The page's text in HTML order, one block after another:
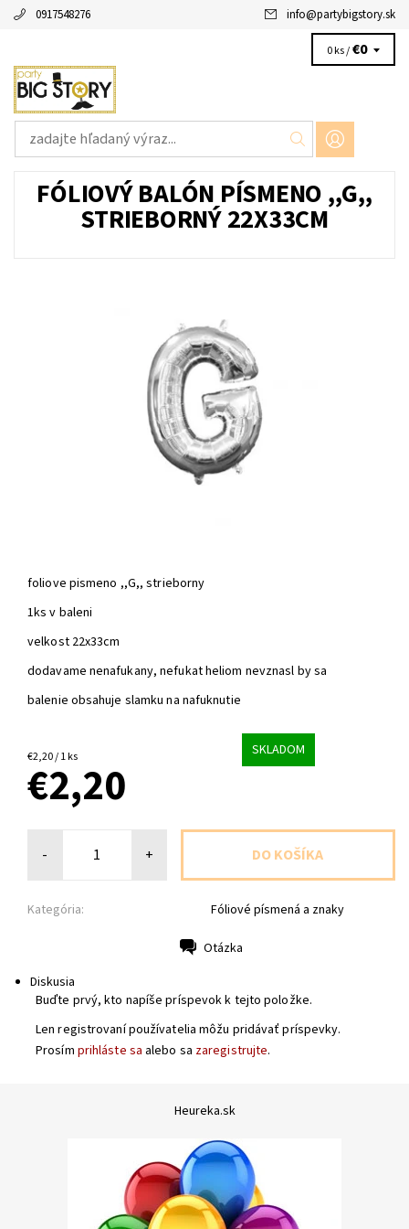
0917548276 info@partybigstory.sk
0 ks /€0
FÓLIOVÝ BALÓN PÍSMENO ,,G,,
STRIEBORNÝ 22X33CM
foliove pismeno ,,G,, strieborny
1ks v baleni
velkost 22x33cm
dodavame nenafukany, nefukat heliom nevznasl by sa
balenie obsahuje slamku na nafuknutie
€2,20 / 1 ks SKLADOM
€2,20
- +
Kategória: Fóliové písmená a znaky
Otázka
Diskusia
Buďte prvý, kto napíše príspevok k tejto položke.
Len registrovaní používatelia môžu pridávať príspevky.
Prosím prihláste sa alebo sa zaregistrujte.
Heureka.sk